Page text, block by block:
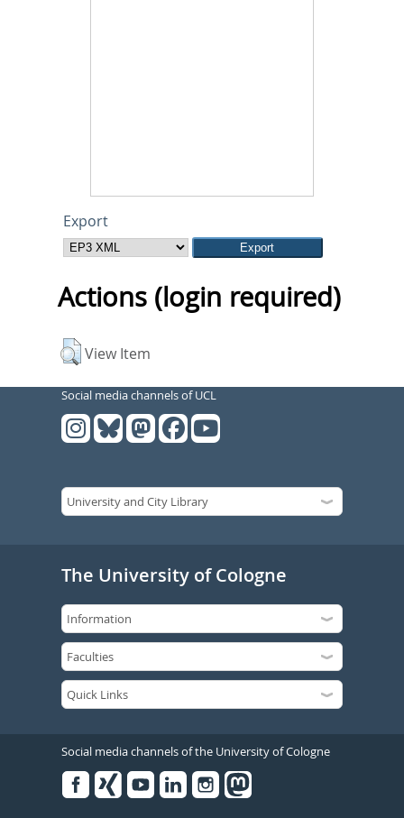
Export
Actions (login required)
View Item
Social media channels of UCL
The University of Cologne
Social media channels of the University of Cologne